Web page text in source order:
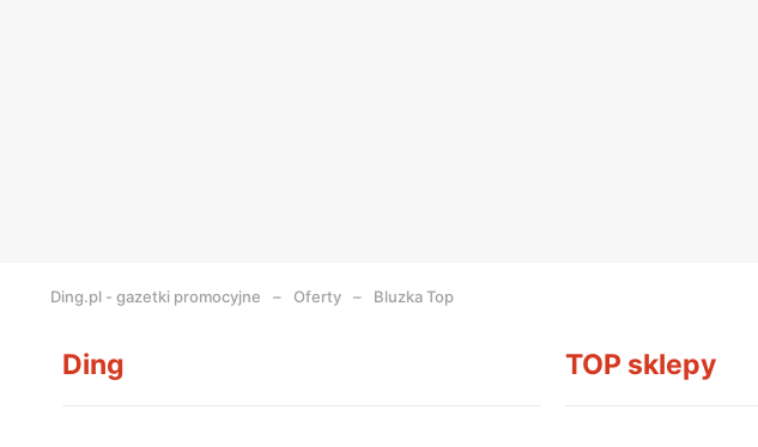
Ding.pl - gazetki promocyjne Oferty Bluzka Top
Ding TOP sklepy